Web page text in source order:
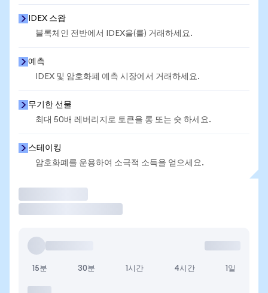
IDEX 스왑
블록체인 전반에서 IDEX을(를) 거래하세요.
예측
IDEX 및 암호화폐 예측 시장에서 거래하세요.
무기한 선물
최대 50배 레버리지로 토큰을 롱 또는 숏 하세요.
스테이킹
암호화폐를 운용하여 소극적 소득을 얻으세요.
15분 30분 1시간 4시간 1일